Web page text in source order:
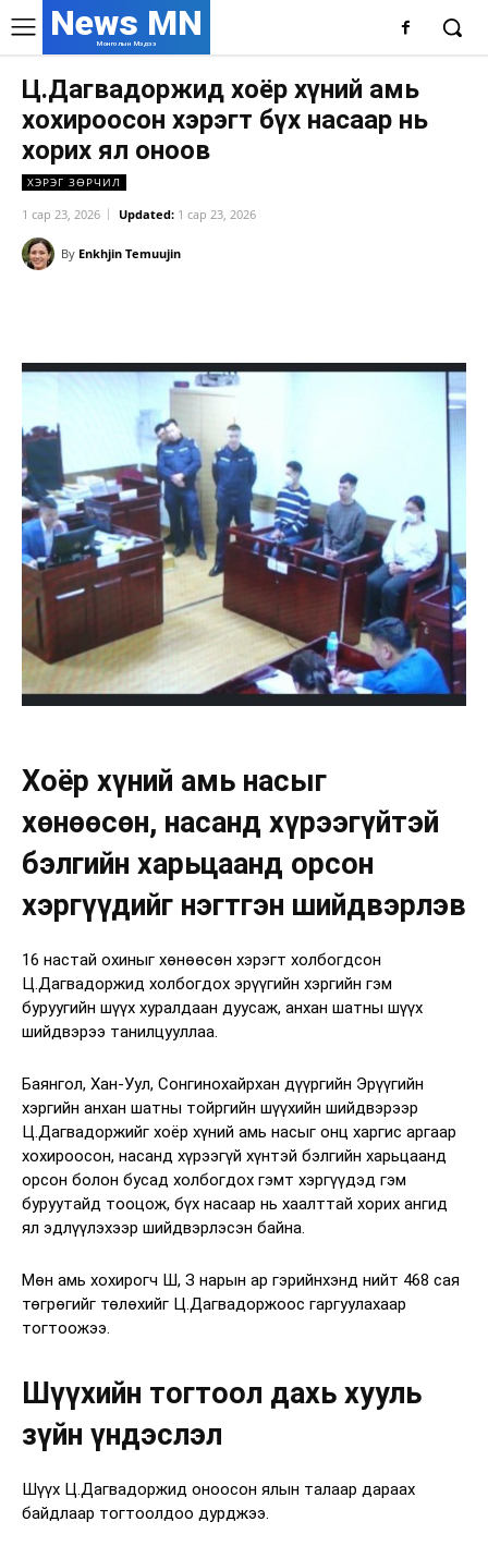
News MN
Монголын Мэдээ
Ц.Дагвадоржид хоёр хүний амь
хохироосон хэрэгт бүх насаар нь
хорих ял оноов
ХЭРЭГ ЗӨРЧИЛ
1 сар 23, 2026 Updated: 1 сар 23, 2026
By Enkhjin Temuujin
Хоёр хүний амь насыг
хөнөөсөн, насанд хүрээгүйтэй
бэлгийн харьцаанд орсон
хэргүүдийг нэгтгэн шийдвэрлэв
16 настай охиныг хөнөөсөн хэрэгт холбогдсон
Ц.Дагвадоржид холбогдох эрүүгийн хэргийн гэм
буруугийн шүүх хуралдаан дуусаж, анхан шатны шүүх
шийдвэрээ танилцууллаа.
Баянгол, Хан-Уул, Сонгинохайрхан дүүргийн Эрүүгийн
хэргийн анхан шатны тойргийн шүүхийн шийдвэрээр
Ц.Дагвадоржийг хоёр хүний амь насыг онц харгис аргаар
хохироосон, насанд хүрээгүй хүнтэй бэлгийн харьцаанд
орсон болон бусад холбогдох гэмт хэргүүдэд гэм
буруутайд тооцож, бүх насаар нь хаалттай хорих ангид
ял эдлүүлэхээр шийдвэрлэсэн байна.
Мөн амь хохирогч Ш, З нарын ар гэрийнхэнд нийт 468 сая
төгрөгийг төлөхийг Ц.Дагвадоржоос гаргуулахаар
тогтоожээ.
Шүүхийн тогтоол дахь хууль
зүйн үндэслэл
Шүүх Ц.Дагвадоржид оноосон ялын талаар дараах
байдлаар тогтоолдоо дурджээ.